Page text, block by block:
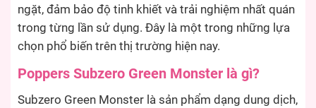
ngặt, đảm bảo độ tinh khiết và trải nghiệm nhất quán
trong từng lần sử dụng. Đây là một trong những lựa
chọn phổ biến trên thị trường hiện nay.
Poppers Subzero Green Monster là gì?
Subzero Green Monster là sản phẩm dạng dung dịch,